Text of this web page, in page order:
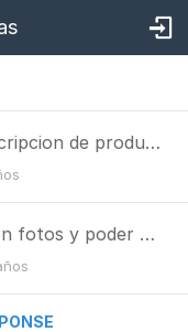
Achicar a una linea campo descripcion de producto cuando se le introduce html
lista de precios y productos con fotos y poder exportarlo en excel